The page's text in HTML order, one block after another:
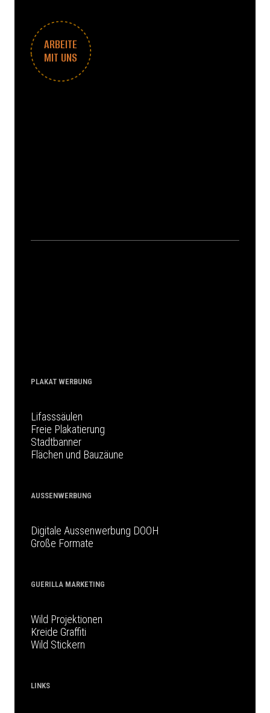
ARBEITE
MIT UNS
PLAKAT WERBUNG
Lifasssäulen
Freie Plakatierung
Stadtbanner
Flächen und Bauzäune
AUSSENWERBUNG
Digitale Aussenwerbung DOOH
Große Formate
GUERILLA MARKETING
Wild Projektionen
Kreide Graffiti
Wild Stickern
LINKS